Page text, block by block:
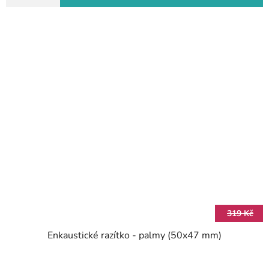
319 Kč
Enkaustické razítko - palmy (50x47 mm)